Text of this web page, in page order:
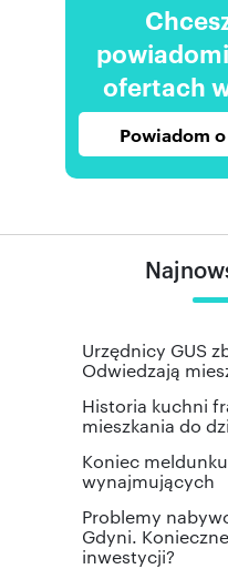
ofertach
Powiadom
Urzędnicy GUS
Odwiedzają
Historia kuchni
mieszkania do
Koniec
wynajmujących
Problemy
Gdyni.
inwestycji?